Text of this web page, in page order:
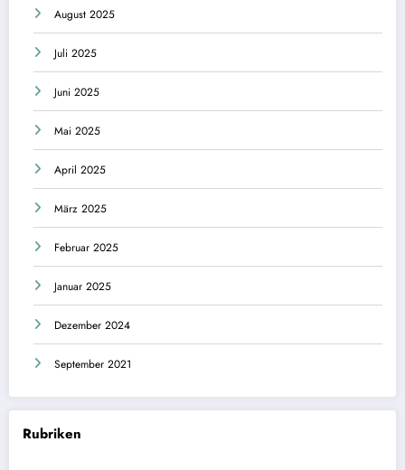
August 2025
Juli 2025
Juni 2025
Mai 2025
April 2025
März 2025
Februar 2025
Januar 2025
Dezember 2024
September 2021
Rubriken